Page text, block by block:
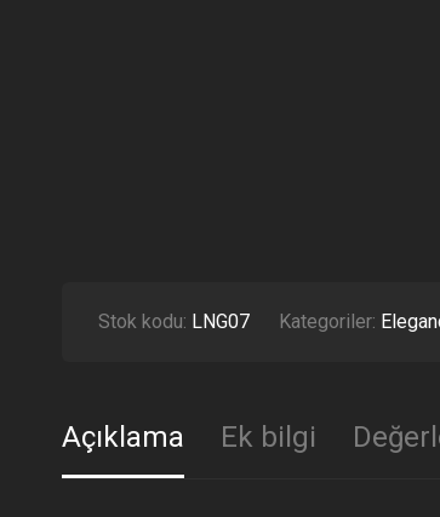
Stok kodu: LNG07 Kategoriler:
Açıklama Ek bilgi